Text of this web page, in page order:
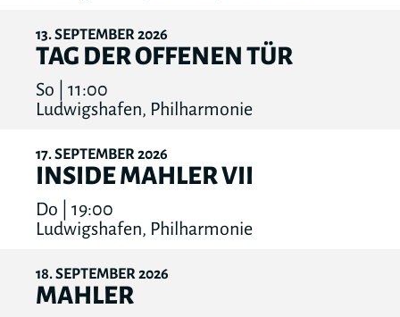
13 SEPTEMBER2026
TAG DER OFFENEN TÜR
So | 11:00
Ludwigshafen, Philharmonie
17 SEPTEMBER2026
INSIDE MAHLER VII
Do | 19:00
Ludwigshafen, Philharmonie
18 SEPTEMBER2026
MAHLER